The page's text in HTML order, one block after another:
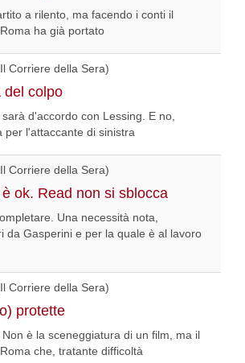
a rilento, ma facendo i conti il
ha già portato
Corriere della Sera)
del colpo
d'accordo con Lessing. E no,
per l'attaccante di sinistra
Corriere della Sera)
ok. Read non si sblocca
Una necessità nota,
da Gasperini e per la quale è al lavoro
Corriere della Sera)
protette
è la sceneggiatura di un film, ma il
che, tratante difficoltà